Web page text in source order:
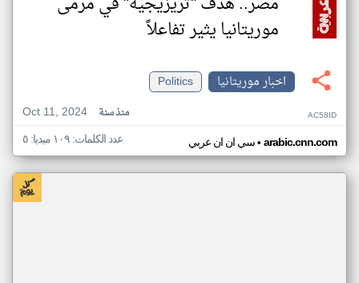
موريتانيا يثير تفاعلاً
اخبار موريتانيا
Politics
Oct 11, 2024
منذ سنة AC58ID
سي ان ان عربي• arabic.cnn.com عدد الكلمات: ١٠٩ ميديا: ٥